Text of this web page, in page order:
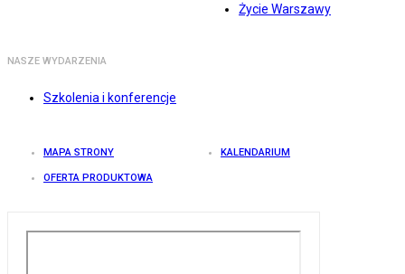
Życie Warszawy
NASZE WYDARZENIA
Szkolenia i konferencje
MAPA STRONY KALENDARIUM
OFERTA PRODUKTOWA